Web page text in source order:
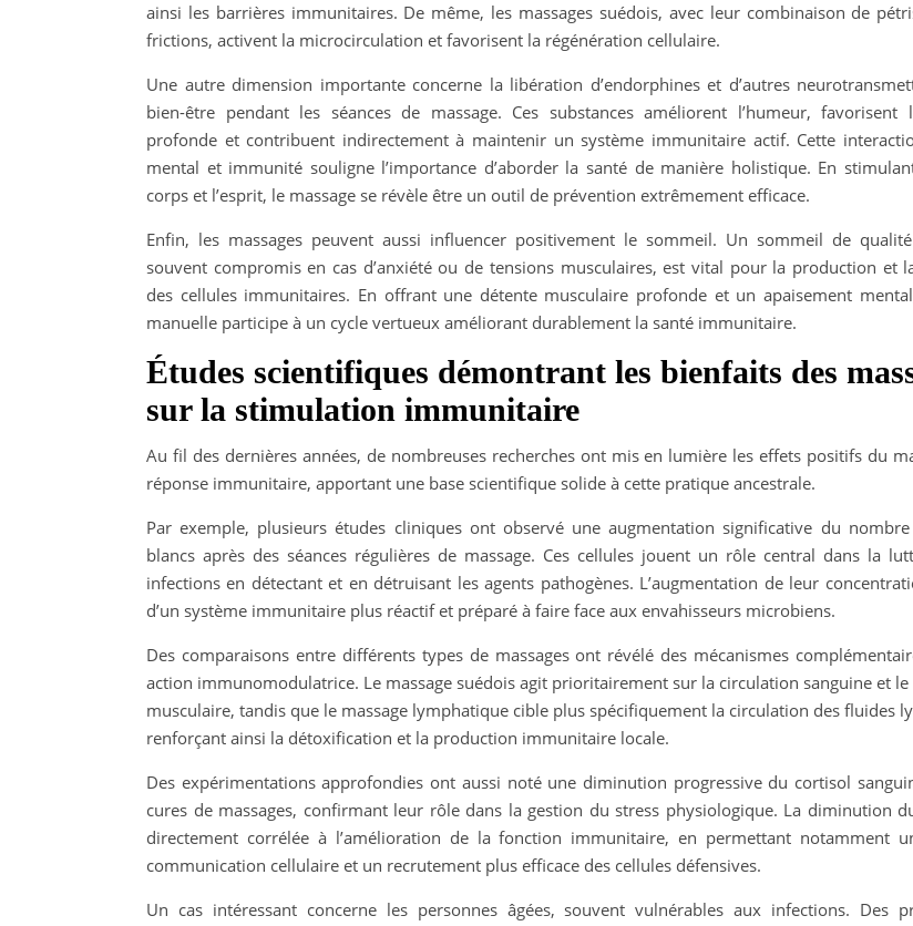
ainsi les barrières immunitaires. De même, les massages suédois, avec leur combinaison de
frictions, activent la microcirculation et favorisent la régénération cellulaire.
Une autre dimension importante concerne la libération d’endorphines et d’autres
bien-être pendant les séances de massage. Ces substances améliorent l’humeur, favorisent
profonde et contribuent indirectement à maintenir un système immunitaire actif. Cette
mental et immunité souligne l’importance d’aborder la santé de manière holistique. En
corps et l’esprit, le massage se révèle être un outil de prévention extrêmement efficace.
Enfin, les massages peuvent aussi influencer positivement le sommeil. Un sommeil de
souvent compromis en cas d’anxiété ou de tensions musculaires, est vital pour la production et
des cellules immunitaires. En offrant une détente musculaire profonde et un apaisement
manuelle participe à un cycle vertueux améliorant durablement la santé immunitaire.
Études scientifiques démontrant les bienfaits des
sur la stimulation immunitaire
Au fil des dernières années, de nombreuses recherches ont mis en lumière les effets positifs du
réponse immunitaire, apportant une base scientifique solide à cette pratique ancestrale.
Par exemple, plusieurs études cliniques ont observé une augmentation significative du
blancs après des séances régulières de massage. Ces cellules jouent un rôle central dans la
infections en détectant et en détruisant les agents pathogènes. L’augmentation de leur
d’un système immunitaire plus réactif et préparé à faire face aux envahisseurs microbiens.
Des comparaisons entre différents types de massages ont révélé des mécanismes
action immunomodulatrice. Le massage suédois agit prioritairement sur la circulation sanguine et
musculaire, tandis que le massage lymphatique cible plus spécifiquement la circulation des fluides
renforçant ainsi la détoxification et la production immunitaire locale.
Des expérimentations approfondies ont aussi noté une diminution progressive du cortisol
cures de massages, confirmant leur rôle dans la gestion du stress physiologique. La diminution
directement corrélée à l’amélioration de la fonction immunitaire, en permettant notamment
communication cellulaire et un recrutement plus efficace des cellules défensives.
Un cas intéressant concerne les personnes âgées, souvent vulnérables aux infections. Des